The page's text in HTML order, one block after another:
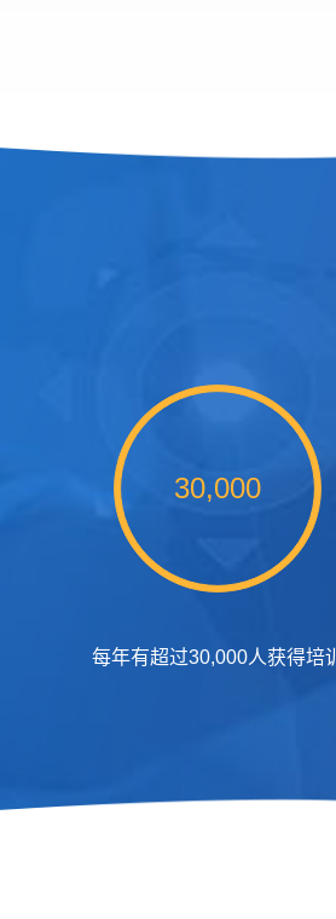
30,000
每年有超过30,000人获得培训